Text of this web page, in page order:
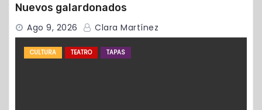
Nuevos galardonados
Ago 9, 2026 Clara Martínez
CULTURA TEATRO TAPAS